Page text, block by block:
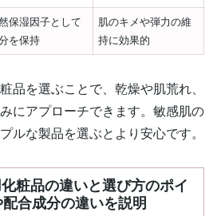
保湿因子として
を保持
肌のキメや弾力の維
持に効果的
品を選ぶことで、乾燥や肌荒れ、
にアプローチできます。敏感肌の
ルな製品を選ぶとより安心です。
粧品の違いと選び方のポイ
合成分の違いを説明